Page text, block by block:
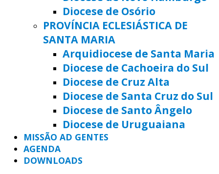
Diocese de Osório
PROVÍNCIA ECLESIÁSTICA DE
SANTA MARIA
Arquidiocese de Santa Maria
Diocese de Cachoeira do Sul
Diocese de Cruz Alta
Diocese de Santa Cruz do Sul
Diocese de Santo Ângelo
Diocese de Uruguaiana
MISSÃO AD GENTES
AGENDA
DOWNLOADS